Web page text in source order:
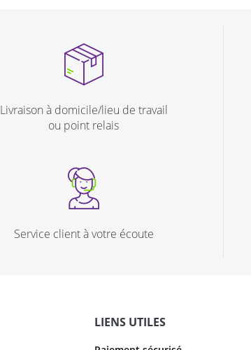
Livraison à domicile/lieu de travail
ou point relais
Service client à votre écoute
LIENS UTILES